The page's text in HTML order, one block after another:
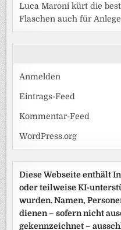
Luca Maroni kürt die
Flaschen auch für
Anmelden
Eintrags-Feed
Kommentar-Feed
WordPress.org
Diese Webseite enthält
oder teilweise KI-
wurden. Namen,
dienen – sofern nicht
gekennzeichnet –